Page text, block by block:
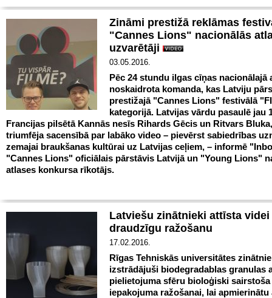
Zināmi prestižā reklāmas
"Cannes Lions" nacionālās
uzvarētāji
03.05.2016.
Pēc 24 stundu ilgas cīņas nacionālajā
noskaidrota komanda, kas Latviju
prestižajā "Cannes Lions" festivālā
kategorijā. Latvijas vārdu pasaulē jau
Francijas pilsētā Kannās nesīs Rihards Gēcis un Ritvars
triumfēja sacensībā par labāko video – pievērst sabiedrības
zemajai braukšanas kultūrai uz Latvijas ceļiem, – informē
"Cannes Lions" oficiālais pārstāvis Latvijā un "Young Lions"
atlases konkursa rīkotājs.
Latviešu zinātnieki attīsta videi
draudzīgu ražošanu
17.02.2016.
Rīgas Tehniskās universitātes
izstrādājuši biodegradablas granulas
pielietojuma sfēru bioloģiski sairstoša
iepakojuma ražošanai, lai apmierinātu